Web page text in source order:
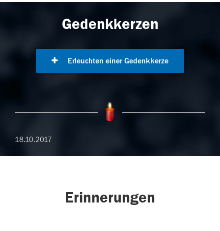
Gedenkkerzen
Erleuchten einer Gedenkkerze
18.10.2017
Erinnerungen